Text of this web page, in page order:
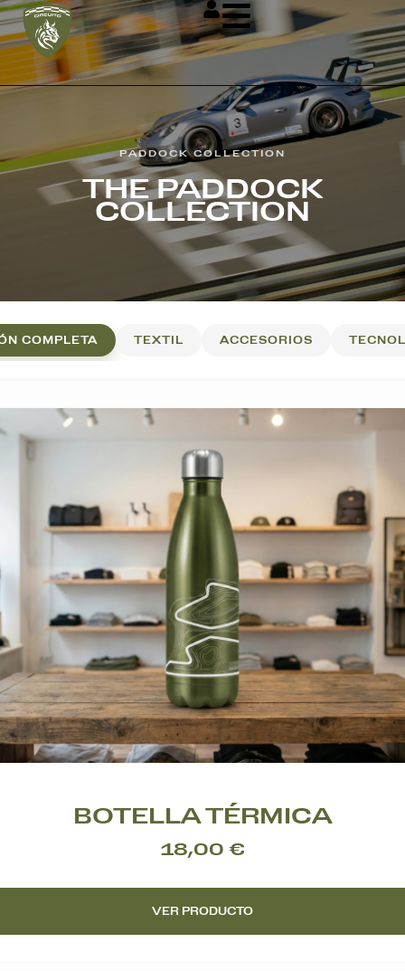
PADDOCK COLLECTION
THE PADDOCK
COLLECTION
COMPLETA TEXTIL ACCESORIOS
BOTELLA TÉRMICA
18,00 €
VER PRODUCTO